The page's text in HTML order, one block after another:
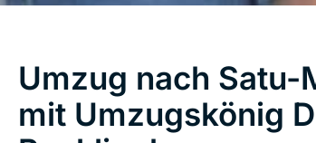
Umzug nach Satu-
mit Umzugskönig